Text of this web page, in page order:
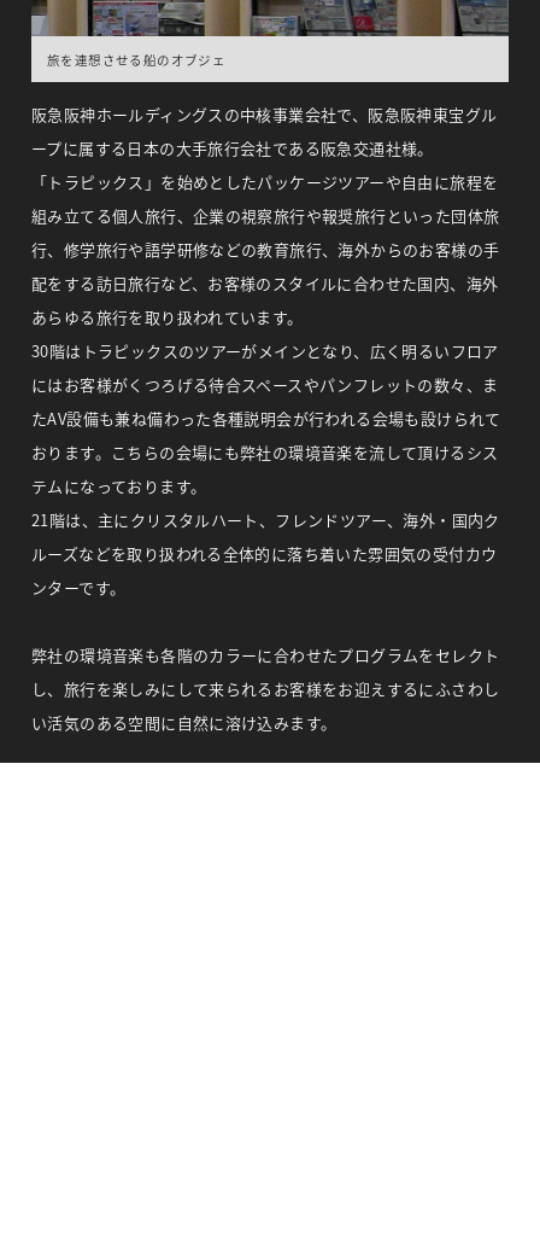
旅を連想させる船のオブジェ
阪急阪神ホールディングスの中核事業会社で、阪急阪神東宝グル
ープに属する日本の大手旅行会社である阪急交通社様。
「トラピックス」を始めとしたパッケージツアーや自由に旅程を
組み立てる個人旅行、企業の視察旅行や報奨旅行といった団体旅
行、修学旅行や語学研修などの教育旅行、海外からのお客様の手
配をする訪日旅行など、お客様のスタイルに合わせた国内、海外
あらゆる旅行を取り扱われています。
30階はトラピックスのツアーがメインとなり、広く明るいフロア
にはお客様がくつろげる待合スペースやパンフレットの数々、ま
たAV設備も兼ね備わった各種説明会が行われる会場も設けられて
おります。こちらの会場にも弊社の環境音楽を流して頂けるシス
テムになっております。
21階は、主にクリスタルハート、フレンドツアー、海外・国内ク
ルーズなどを取り扱われる全体的に落ち着いた雰囲気の受付カウ
ンターです。
弊社の環境音楽も各階のカラーに合わせたプログラムをセレクト
し、旅行を楽しみにして来られるお客様をお迎えするにふさわし
い活気のある空間に自然に溶け込みます。